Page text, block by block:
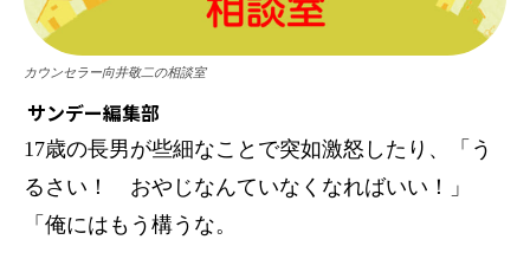
カウンセラー向井敬二の相談室
サンデー編集部
17歳の長男が些細なことで突如激怒したり、「う
るさい！ おやじなんていなくなればいい！」
「俺にはもう構うな。